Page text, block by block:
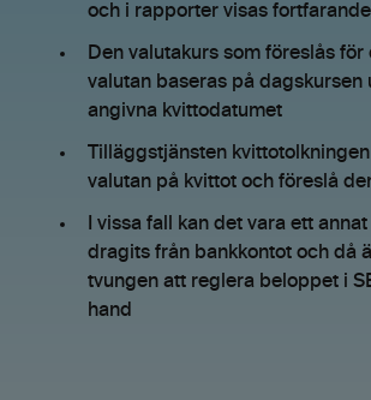
och i rapporter visas
Den valutakurs som föreslås för
valutan baseras på dagskursen
angivna kvittodatumet
Tilläggstjänsten
valutan på kvittot och föreslå
I vissa fall kan det vara ett
dragits från bankkontot och då
tvungen att reglera beloppet i
hand